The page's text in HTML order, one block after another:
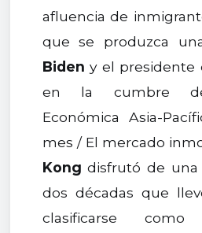
afluencia de
que se produzca
Biden y el
en la cumbre de
Económica Asia-
mes / El mercado
Kong disfrutó de una
dos décadas que
clasificarse